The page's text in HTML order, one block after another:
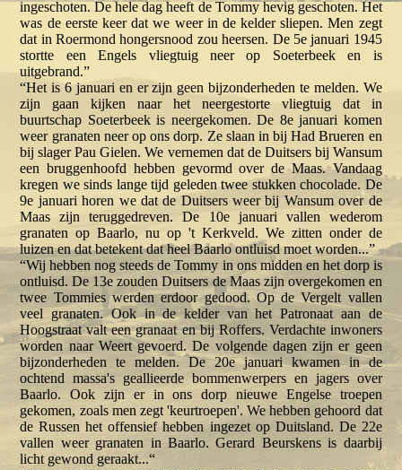
ingeschoten. De hele dag heeft de Tommy hevig geschoten. Het
was de eerste keer dat we weer in de kelder sliepen. Men zegt
dat in Roermond hongersnood zou heersen. De 5e januari 1945
stortte een Engels vliegtuig neer op Soeterbeek en is
uitgebrand.”
“Het is 6 januari en er zijn geen bijzonderheden te melden. We
zijn gaan kijken naar het neergestorte vliegtuig dat in
buurtschap Soeterbeek is neergekomen. De 8e januari komen
weer granaten neer op ons dorp. Ze slaan in bij Had Brueren en
bij slager Pau Gielen. We vernemen dat de Duitsers bij Wansum
een bruggenhoofd hebben gevormd over de Maas. Vandaag
kregen we sinds lange tijd geleden twee stukken chocolade. De
9e januari horen we dat de Duitsers weer bij Wansum over de
Maas zijn teruggedreven. De 10e januari vallen wederom
granaten op Baarlo, nu op 't Kerkveld. We zitten onder de
luizen en dat betekent dat heel Baarlo ontluisd moet worden...”
“Wij hebben nog steeds de Tommy in ons midden en het dorp is
ontluisd. De 13e zouden Duitsers de Maas zijn overgekomen en
twee Tommies werden erdoor gedood. Op de Vergelt vallen
veel granaten. Ook in de kelder van het Patronaat aan de
Hoogstraat valt een granaat en bij Roffers. Verdachte inwoners
worden naar Weert gevoerd. De volgende dagen zijn er geen
bijzonderheden te melden. De 20e januari kwamen in de
ochtend massa's geallieerde bommenwerpers en jagers over
Baarlo. Ook zijn er in ons dorp nieuwe Engelse troepen
gekomen, zoals men zegt 'keurtroepen'. We hebben gehoord dat
de Russen het offensief hebben ingezet op Duitsland. De 22e
vallen weer granaten in Baarlo. Gerard Beurskens is daarbij
licht gewond geraakt...“